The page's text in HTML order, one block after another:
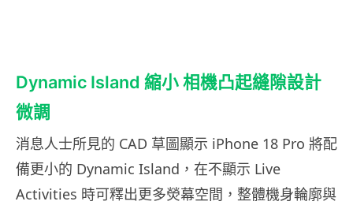
Dynamic Island 縮小 相機凸起縫隙設計
微調
消息人士所見的 CAD 草圖顯示 iPhone 18 Pro 將配
備更小的 Dynamic Island，在不顯示 Live
Activities 時可釋出更多熒幕空間，整體機身輪廓與